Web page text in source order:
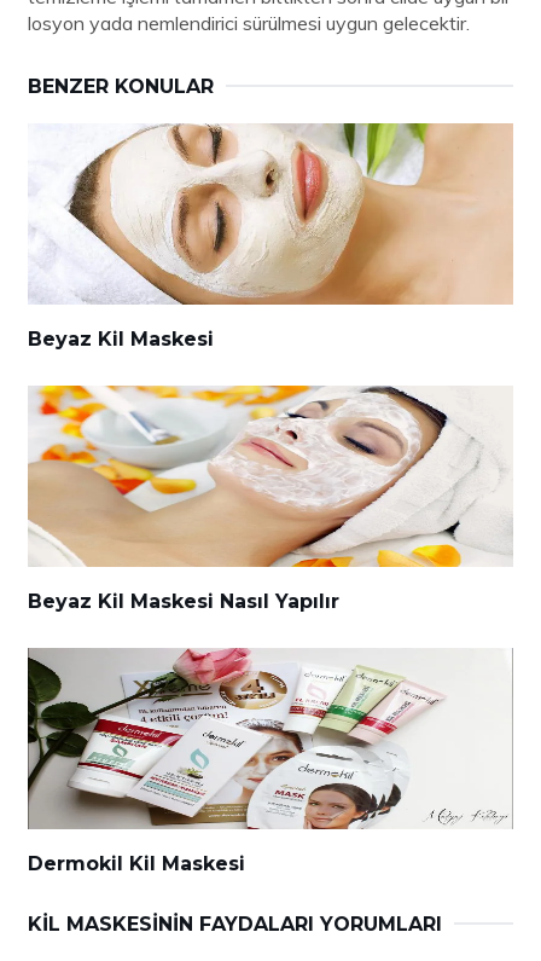
losyon yada nemlendirici sürülmesi uygun gelecektir.
BENZER KONULAR
Beyaz Kil Maskesi
Beyaz Kil Maskesi Nasıl Yapılır
Dermokil Kil Maskesi
KIL MASKESININ FAYDALARI YORUMLARI